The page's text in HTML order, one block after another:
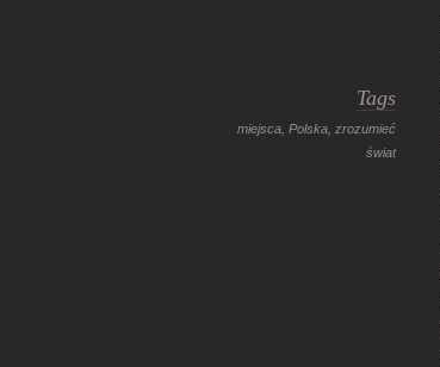
Tags
miejsca,Polska,zrozumieć
świat